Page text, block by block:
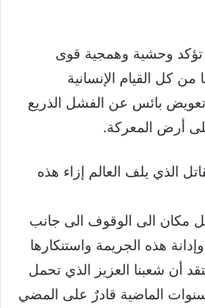
تؤكد وحشية وهمجية قوى
كل القيام الإنسانية
تعويض بائس عن الفشل الذريع
أرض المعركة.
الذي يلف العالم إزاء هذه
مكان الى الوقوف الى جانب
هذه الجريمة واستنكارها
أن شعبنا العزيز الذي تحمل
الماضية قادرٌ على المضي